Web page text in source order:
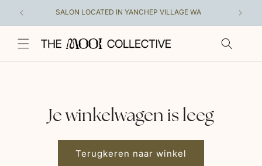
naar de
SALON LOCATED IN YANCHEP VILLAGE WA A
Je winkelwagen is leeg
Terugkeren naar winkel